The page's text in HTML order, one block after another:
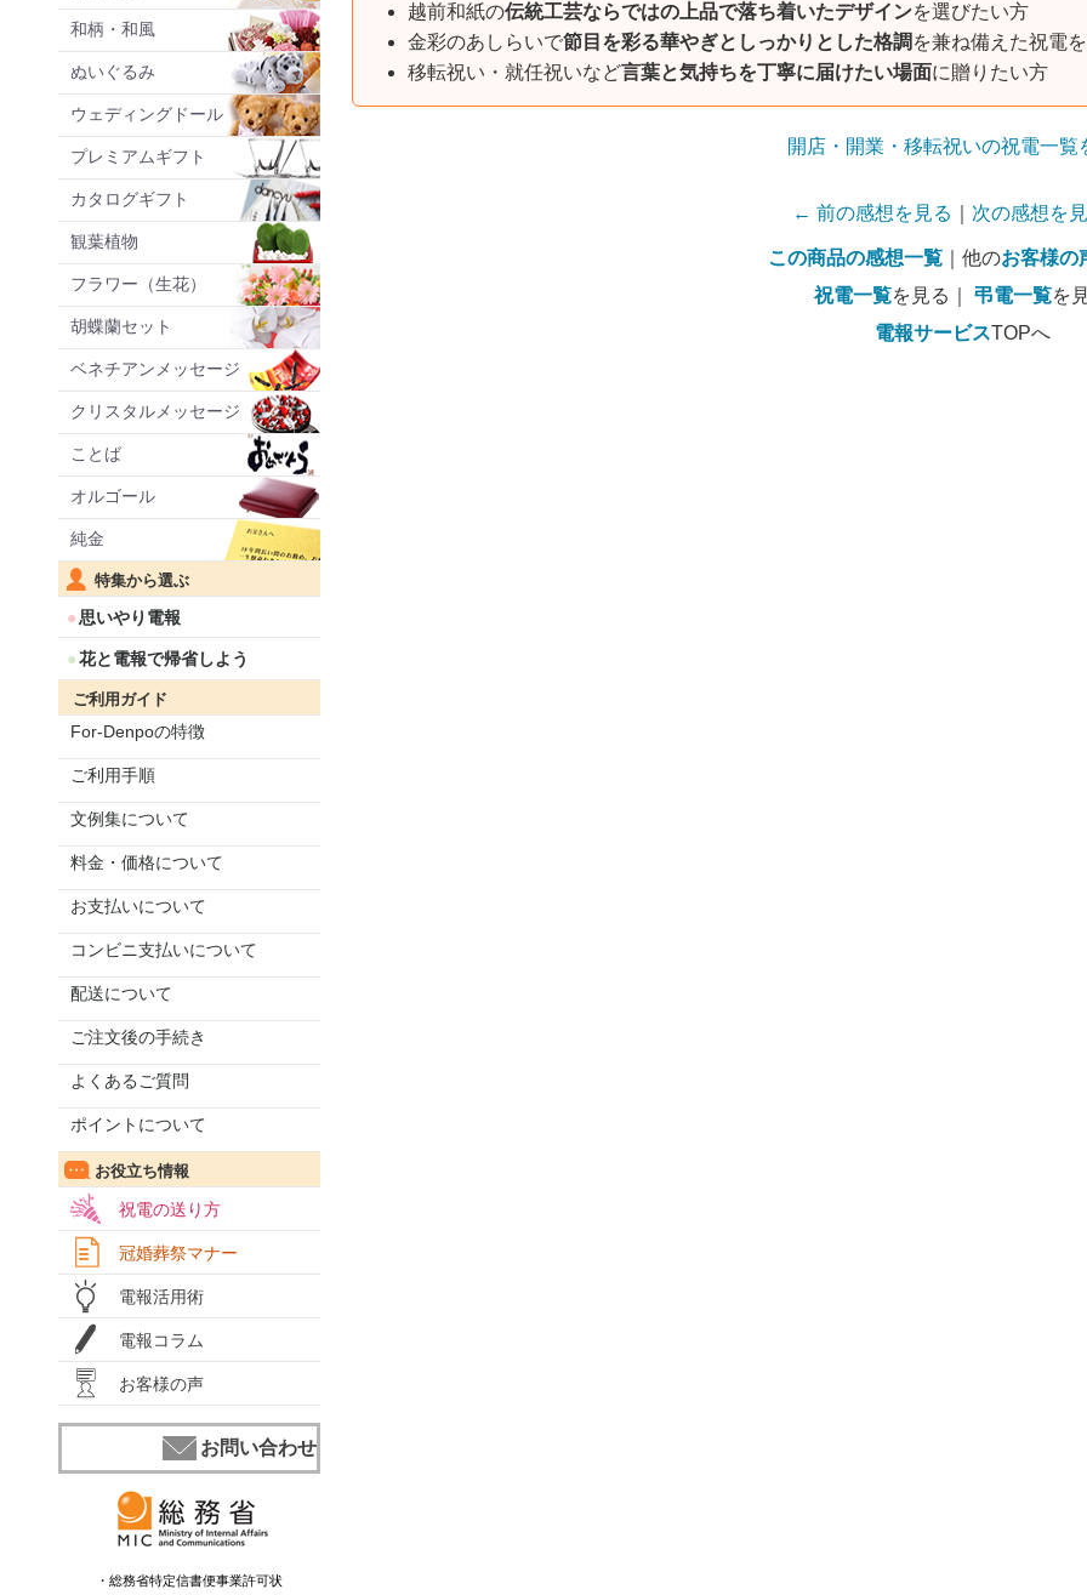
和柄・和風
ぬいぐるみ
ウェディングドール
プレミアムギフト
カタログギフト
観葉植物
フラワー（生花）
胡蝶蘭セット
ベネチアンメッセージ
クリスタルメッセージ
ことば
オルゴール
純金
特集から選ぶ
思いやり電報
花と電報で帰省しよう
ご利用ガイド
For-Denpoの特徴
ご利用手順
文例集について
料金・価格について
お支払いについて
コンビニ支払いについて
配送について
ご注文後の手続き
よくあるご質問
ポイントについて
お役立ち情報
祝電の送り方
冠婚葬祭マナー
電報活用術
電報コラム
お客様の声
お問い合わせ
・総務省特定信書便事業許可状
越前和紙の伝統工芸ならではの上品で落ち着いたデザインを選びたい方
金彩のあしらいで節目を彩る華やぎとしっかりとした格調 を兼ね備えた祝電
移転祝い・就任祝いなど言葉と気持ちを丁寧に届けたい場面に贈りたい方
開店・開業・移転祝いの祝電一覧
← 前の感想を見る 次の感想を
この商品の感想一覧 ｜他のお客様の
祝電一覧を見る｜ 弔電一覧を
電報サービスTOPへ